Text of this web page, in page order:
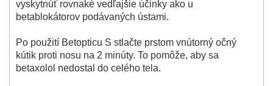
vyskytnúť rovnaké vedľajšie účinky ako u
betablokátorov podávaných ústami.
Po použití Betopticu S stlačte prstom vnútorný očný
kútik proti nosu na 2 minúty. To pomôže, aby sa
betaxolol nedostal do celého tela.